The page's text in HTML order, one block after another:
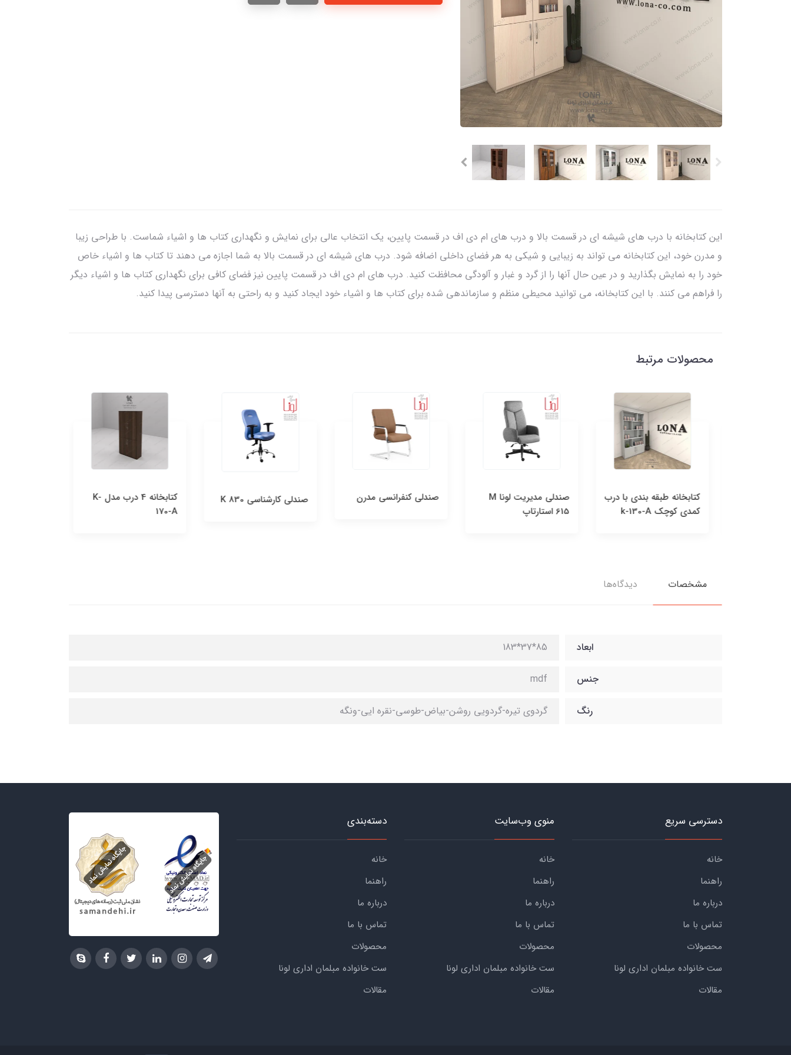
این کتابخانه با درب های شیشه ای در قسمت بالا و درب های ام دی اف در قسمت پایین، یک انتخاب عالی برای نمایش و نگهداری کتاب ها و اشیاء شماست. با طراحی زیبا
و مدرن خود، این کتابخانه می تواند به زیبایی و شیکی به هر فضای داخلی اضافه شود. درب های شیشه ای در قسمت بالا به شما اجازه می دهند تا کتاب ها و اشیاء خاص
خود را به نمایش بگذارید و در عین حال آنها را از گرد و غبار و آلودگی محافظت کنید. درب های ام دی اف در قسمت پایین نیز فضای کافی برای نگهداری کتاب ها و اشیاء دیگر
را فراهم می کنند. با این کتابخانه، می توانید محیطی منظم و سازماندهی شده برای کتاب ها و اشیاء خود ایجاد کنید و به راحتی به آنها دسترسی پیدا کنید.
محصولات مرتبط
کتابخانه طبقه بندی با درب
کمدی کوچک k-130-A
صندلی مدیریت لونا M
615 استارتاپ
صندلی کنفرانسی مدرن صندلی کارشناسی K 830
کتابخانه 4 درب مدل K-
170-A
مشخصات دیدگاه‌ها
ابعاد 85*37*183
جنس mdf
رنگ گردوی تیره-گردویی روشن-بیاض-طوسی-نقره ایی-ونگه
دسترسی سریع
خانه
راهنما
درباره ما
تماس با ما
محصولات
ست خانواده مبلمان اداری لونا
مقالات
منوی وب‌سایت
خانه
راهنما
درباره ما
تماس با ما
محصولات
ست خانواده مبلمان اداری لونا
مقالات
دسته‌بندی
خانه
راهنما
درباره ما
تماس با ما
محصولات
ست خانواده مبلمان اداری لونا
مقالات